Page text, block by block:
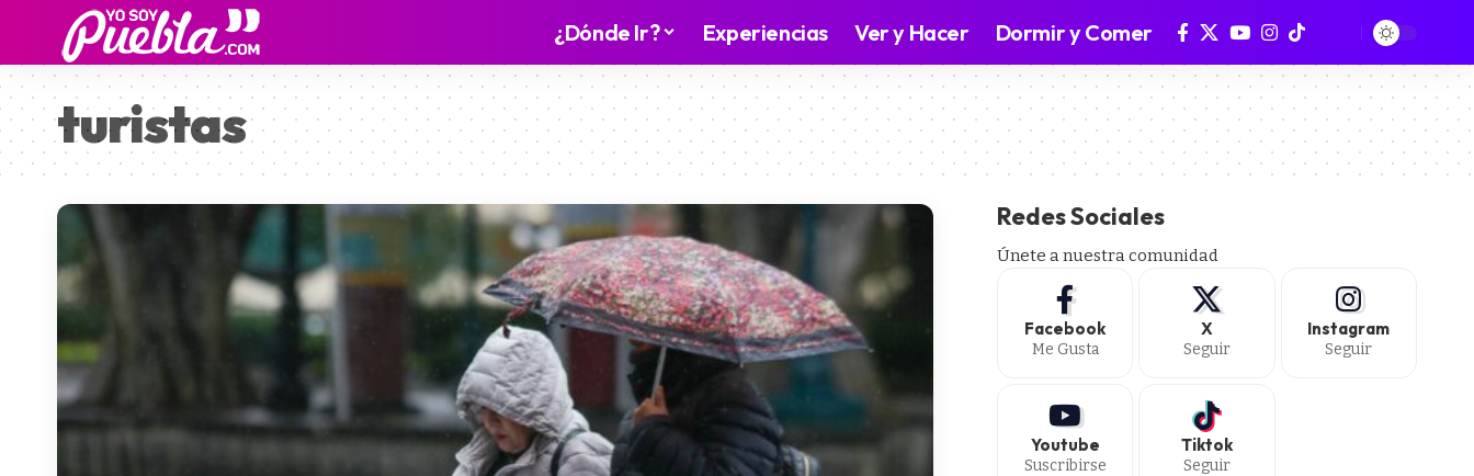
¿Dónde Ir? Experiencias Ver y Hacer Dormir y Comer
turistas
Redes Sociales
Únete a nuestra comunidad
Facebook
Me Gusta
X
Seguir
Instagram
Seguir
Youtube
Suscribirse
Tiktok
Seguir